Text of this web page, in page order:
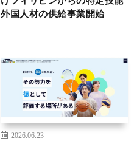
外国人材の供給事業開始
2026.06.23